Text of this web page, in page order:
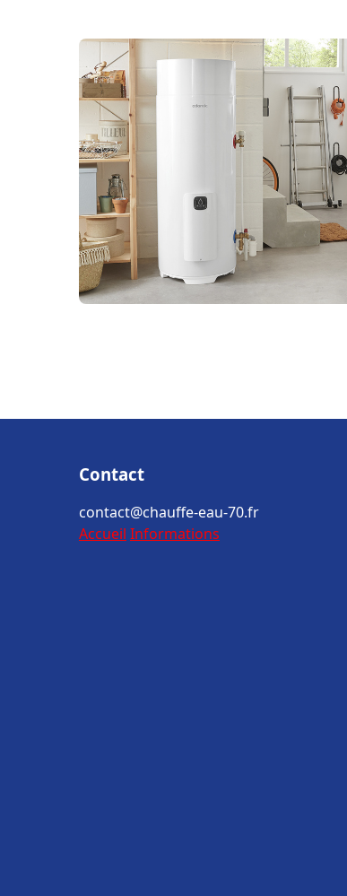
Contact
contact@chauffe-eau-70.fr
Accueil Informations